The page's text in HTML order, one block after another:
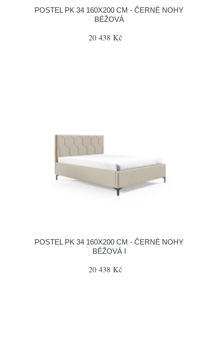
POSTEL PK 34 160X200 CM - ČERNÉ NOHY
BÉŽOVÁ
20 438 Kč
POSTEL PK 34 160X200 CM - ČERNÉ NOHY
BÉŽOVÁ I
20 438 Kč